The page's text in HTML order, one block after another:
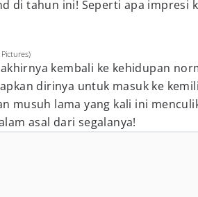
di tahun ini! Seperti apa impresi
kembali ke kehidupan
dirinya untuk masuk ke
musuh lama yang kali ini
asal dari segalanya!